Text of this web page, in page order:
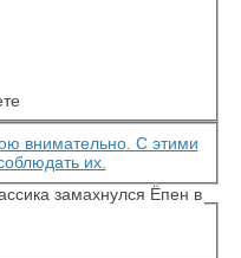
внимательно. С этими
их.
замахнулся Ёпен в